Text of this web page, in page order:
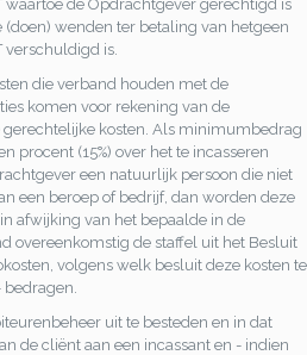
waartoe de Opdrachtgever gerechtigd is
(doen) wenden ter betaling van hetgeen
verschuldigd is.
die verband houden met de
komen voor rekening van de
gerechtelijke kosten. Als minimumbedrag
procent (15%) over het te incasseren
een natuurlijk persoon die niet
een beroep of bedrijf, dan worden deze
afwijking van het bepaalde in de
overeenkomstig de staffel uit het Besluit
volgens welk besluit deze kosten te
uit te besteden en in dat
de cliënt aan een incassant en - indien